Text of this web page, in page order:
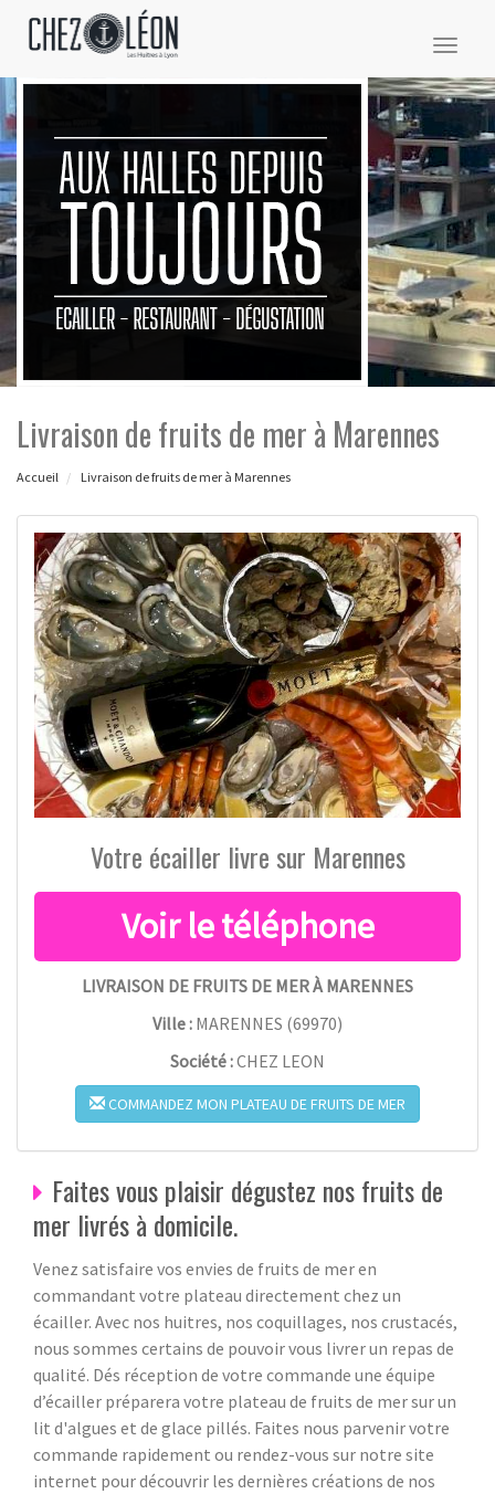
Livraison de fruits de mer à Marennes
Accueil Livraison de fruits de mer à Marennes
Votre écailler livre sur Marennes
LIVRAISON DE FRUITS DE MER À MARENNES
Ville : MARENNES (69970)
Société :CHEZ LEON
COMMANDEZ MON PLATEAU DE FRUITS DE MER
Faites vous plaisir dégustez nos fruits de
mer livrés à domicile.
Venez satisfaire vos envies de fruits de mer en
commandant votre plateau directement chez un
écailler. Avec nos huitres, nos coquillages, nos crustacés,
nous sommes certains de pouvoir vous livrer un repas de
qualité. Dés réception de votre commande une équipe
d’écailler préparera votre plateau de fruits de mer sur un
lit d'algues et de glace pillés. Faites nous parvenir votre
commande rapidement ou rendez-vous sur notre site
internet pour découvrir les dernières créations de nos